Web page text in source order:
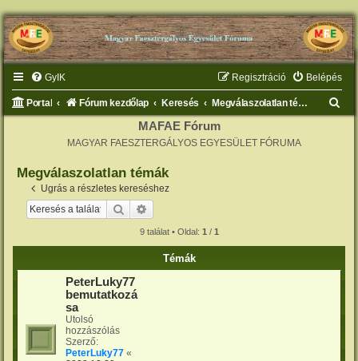
GyIK Belépés
Regisztráció
Portal Fórum kezdőlap Keresés Megválaszolatlan témák
MAFAE Fórum
MAGYAR FAESZTERGÁLYOS EGYESÜLET FÓRUMA
Megválaszolatlan témák
Ugrás a részletes kereséshez
Keresés
9 találat • Oldal: 1 / 1
Témák
PeterLuky77
bemutatkozá
sa
Utolsó
hozzászólás
Szerző:
PeterLuky77 «